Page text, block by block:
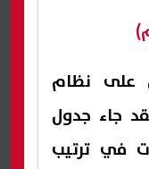
على نظام
جاء جدول
في ترتيب